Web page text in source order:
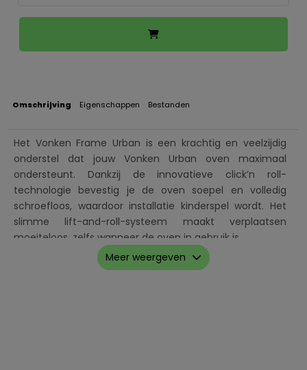
Omschrijving Eigenschappen Bestanden
Het Vonken Frame Urban is een krachtig en veelzijdig
onderstel dat jouw Vonken Urban oven maximaal
ondersteunt. Dankzij de innovatieve click’n roll-
technologie bevestig je de oven soepel en volledig
schroefloos, waardoor installatie kinderspel wordt. Het
slimme lift-and-roll-systeem maakt verplaatsen
moeiteloos, zelfs wanneer de oven in gebruik is.
De stevige constructie in combinatie met de robuuste
Meer weergeven